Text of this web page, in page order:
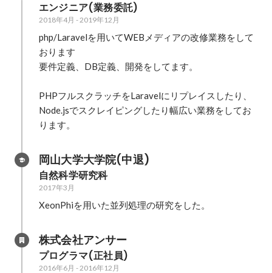
エンジニア(業務委託)
2018年4月 -2019年12月
php/Laravelを用いてWEBメディアの改修業務をして
おります
要件定義、DB定義、開発をしてます。
PHPフルスクラッチをLaravelにリプレイスしたり、
Node.jsでスクレイピングしたり幅広い業務をしてお
ります。
岡山大学大学院(中退)
自然科学研究科
2017年3月
XeonPhiを用いた並列処理の研究をした。
株式会社アンサー
プログラマ(正社員)
2016年6月 -2016年12月